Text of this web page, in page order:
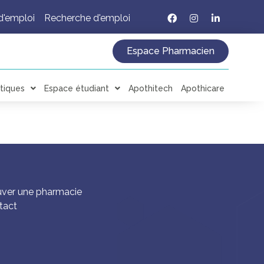
Recherche d'emploi
Espace Pharmacien
Espace étudiant Apothitech Apothicare
une pharmacie